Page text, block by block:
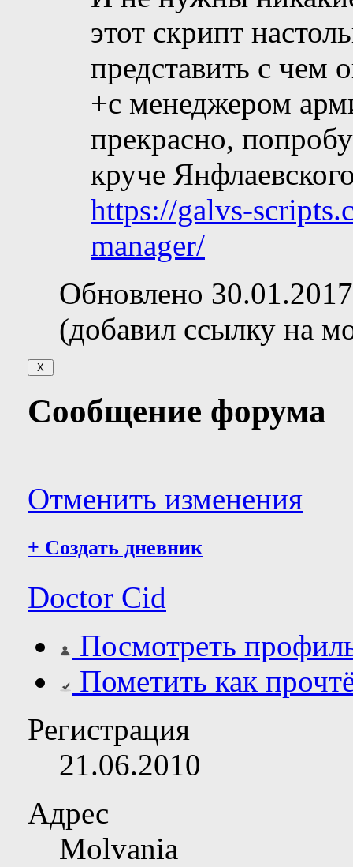
этот скрипт
представить с чем
+с менеджером
прекрасно,
круче
https://galvs-
manager/
Обновлено
(добавил ссылку на
Сообщение форума
Отменить изменения
+ Создать дневник
Doctor Cid
Посмотреть
Пометить как
Регистрация
21.06.2010
Адрес
Molvania